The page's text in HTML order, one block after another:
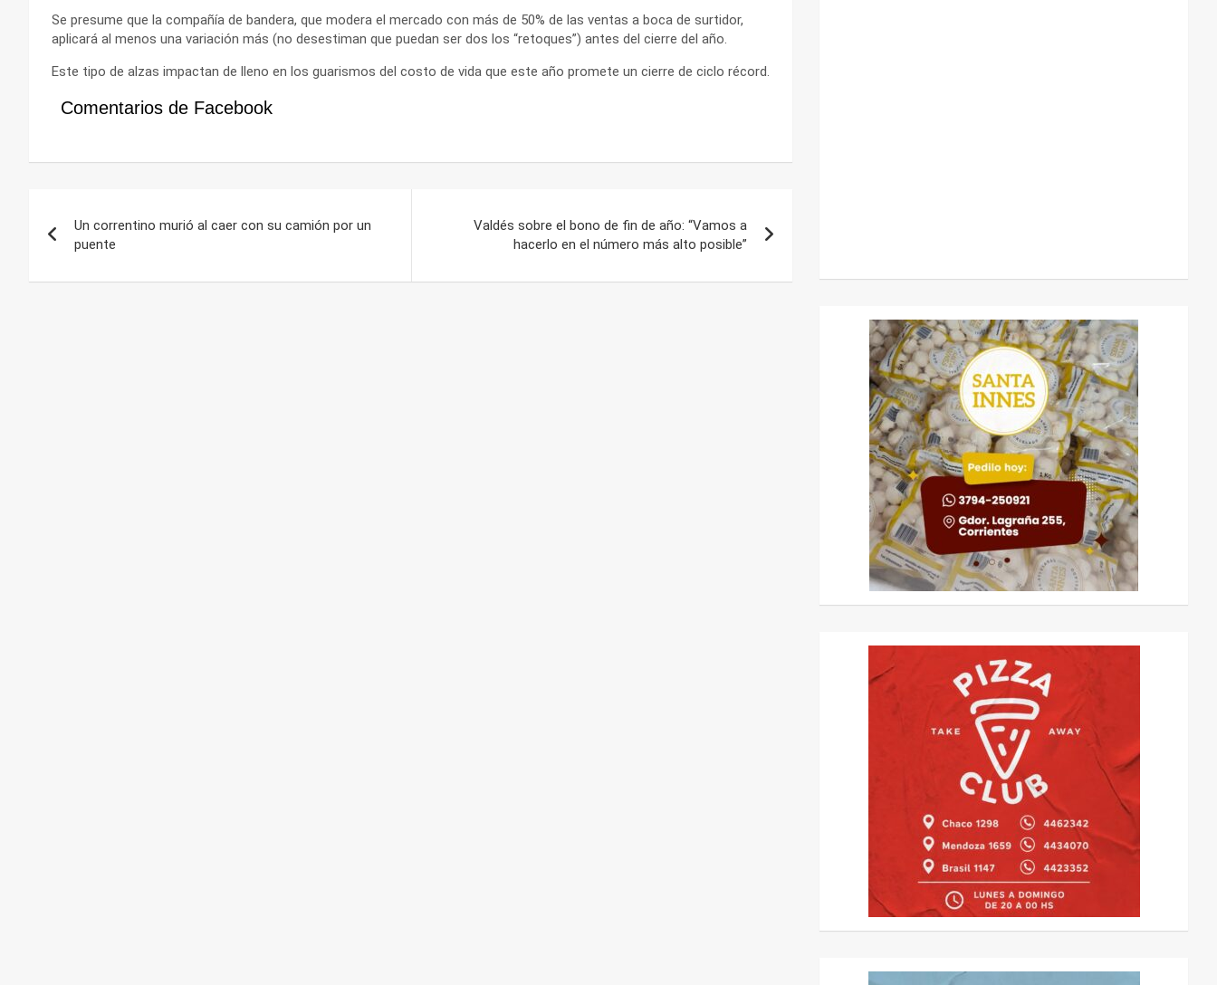
Se presume que la compañía de bandera, que modera el mercado con más de 50% de las ventas a boca de surtidor,
aplicará al menos una variación más (no desestiman que puedan ser dos los “retoques”) antes del cierre del año.
Este tipo de alzas impactan de lleno en los guarismos del costo de vida que este año promete un cierre de ciclo récord.
Comentarios de Facebook
de
entradas
Un correntino murió al caer con su camión por un
puente
Valdés sobre el bono de fin de año: “Vamos a
hacerlo en el número más alto posible”